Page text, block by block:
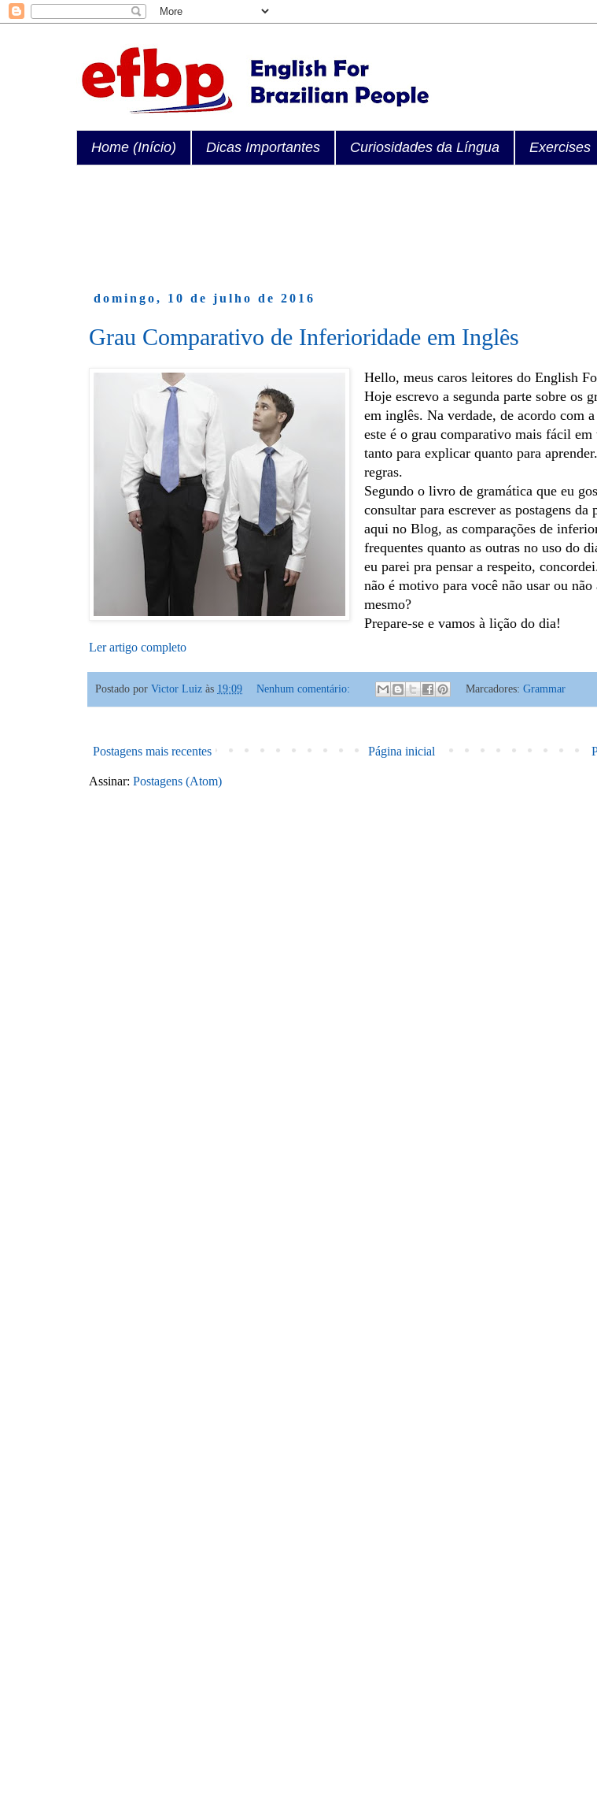
Home (Início) Dicas Importantes Curiosidades da Língua Exercises
domingo, 10 de julho de 2016
Grau Comparativo de Inferioridade em Inglês
Hello, meus caros leitores do English
Hoje escrevo a segunda parte sobre os
em inglês. Na verdade, de acordo com
este é o grau comparativo mais fácil em
tanto para explicar quanto para
regras.
Segundo o livro de gramática que eu
consultar para escrever as postagens da
aqui no Blog, as comparações de
frequentes quanto as outras no uso do
eu parei pra pensar a respeito,
não é motivo para você não usar ou não
mesmo?
Prepare-se e vamos à lição do dia!
Ler artigo completo
Postado por Victor Luiz às 19:09 Nenhum comentário: Marcadores: Grammar
Postagens mais recentes Página inicial
Assinar: Postagens (Atom)